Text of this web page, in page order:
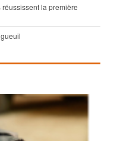
la première